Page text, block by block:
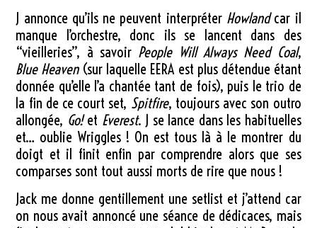
J annonce qu’ils ne peuvent interpréter Howlandcar il
manque l’orchestre, donc ils se lancent dans des
“vieilleries”, à savoir People Will Always Need Coal,
Blue Heaven(sur laquelle EERA est plus détendue étant
donnée qu’elle l’a chantée tant de fois), puis le trio de
la fin de ce court set, Spitfire, toujours avec son outro
allongée, Go!et Everest. J se lance dans les habituelles
et… oublie Wriggles ! On est tous là à le montrer du
doigt et il finit enfin par comprendre alors que ses
comparses sont tout aussi morts de rire que nous !
Jack me donne gentillement une setlist et j’attend car
on nous avait annoncé une séance de dédicaces, mais